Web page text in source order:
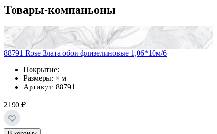
Товары-компаньоны
88791 Rose Злата обои флизелиновые 1,06*10м/6
Покрытие:
Размеры: × м
Артикул: 88791
2190 ₽